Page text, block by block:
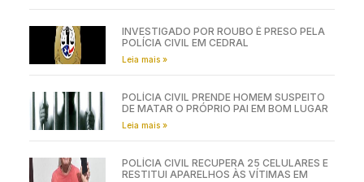
INVESTIGADO POR ROUBO É PRESO PELA
POLÍCIA CIVIL EM CEDRAL
Leia mais »
POLÍCIA CIVIL PRENDE HOMEM SUSPEITO
DE MATAR O PRÓPRIO PAI EM BOM LUGAR
Leia mais »
POLÍCIA CIVIL RECUPERA 25 CELULARES E
RESTITUI APARELHOS ÀS VÍTIMAS EM